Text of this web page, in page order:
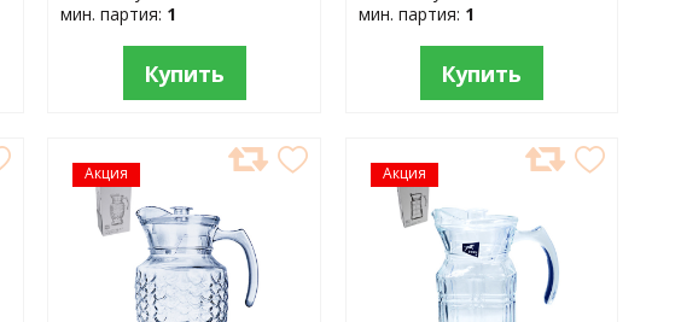
мин. партия: 1
Купить
мин. партия: 1
Купить
Акция
ДОБАВИТЬ
В
ИЗБРАННОЕ
Акция
ДОБАВИТЬ
В
ИЗБРАННОЕ